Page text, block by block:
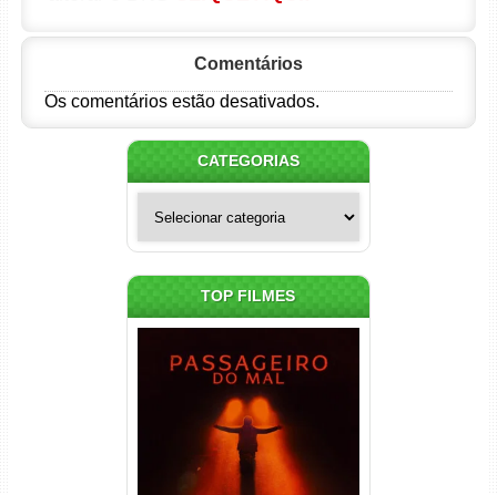
Comentários
Os comentários estão desativados.
CATEGORIAS
TOP FILMES
Passageiro do Mal Torrent